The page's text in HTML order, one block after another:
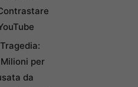
per
da